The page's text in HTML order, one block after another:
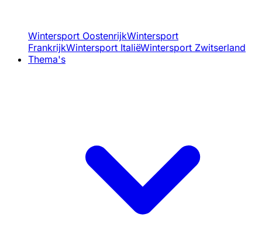
Wintersport OostenrijkWintersport
FrankrijkWintersport ItaliëWintersport Zwitserland
Thema's